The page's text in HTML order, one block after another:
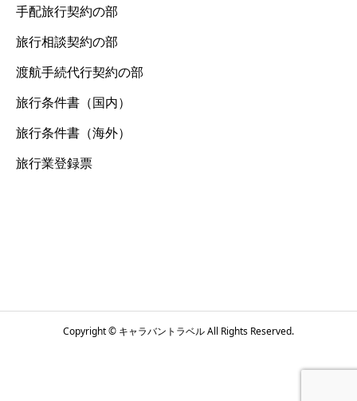
手配旅行契約の部
旅行相談契約の部
渡航手続代行契約の部
旅行条件書（国内）
旅行条件書（海外）
旅行業登録票
Copyright © キャラバントラベル All Rights Reserved.